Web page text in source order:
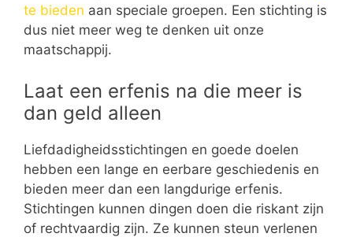
te bieden aan speciale groepen. Een stichting is
dus niet meer weg te denken uit onze
maatschappij.
Laat een erfenis na die meer is
dan geld alleen
Liefdadigheidsstichtingen en goede doelen
hebben een lange en eerbare geschiedenis en
bieden meer dan een langdurige erfenis.
Stichtingen kunnen dingen doen die riskant zijn
of rechtvaardig zijn. Ze kunnen steun verlenen